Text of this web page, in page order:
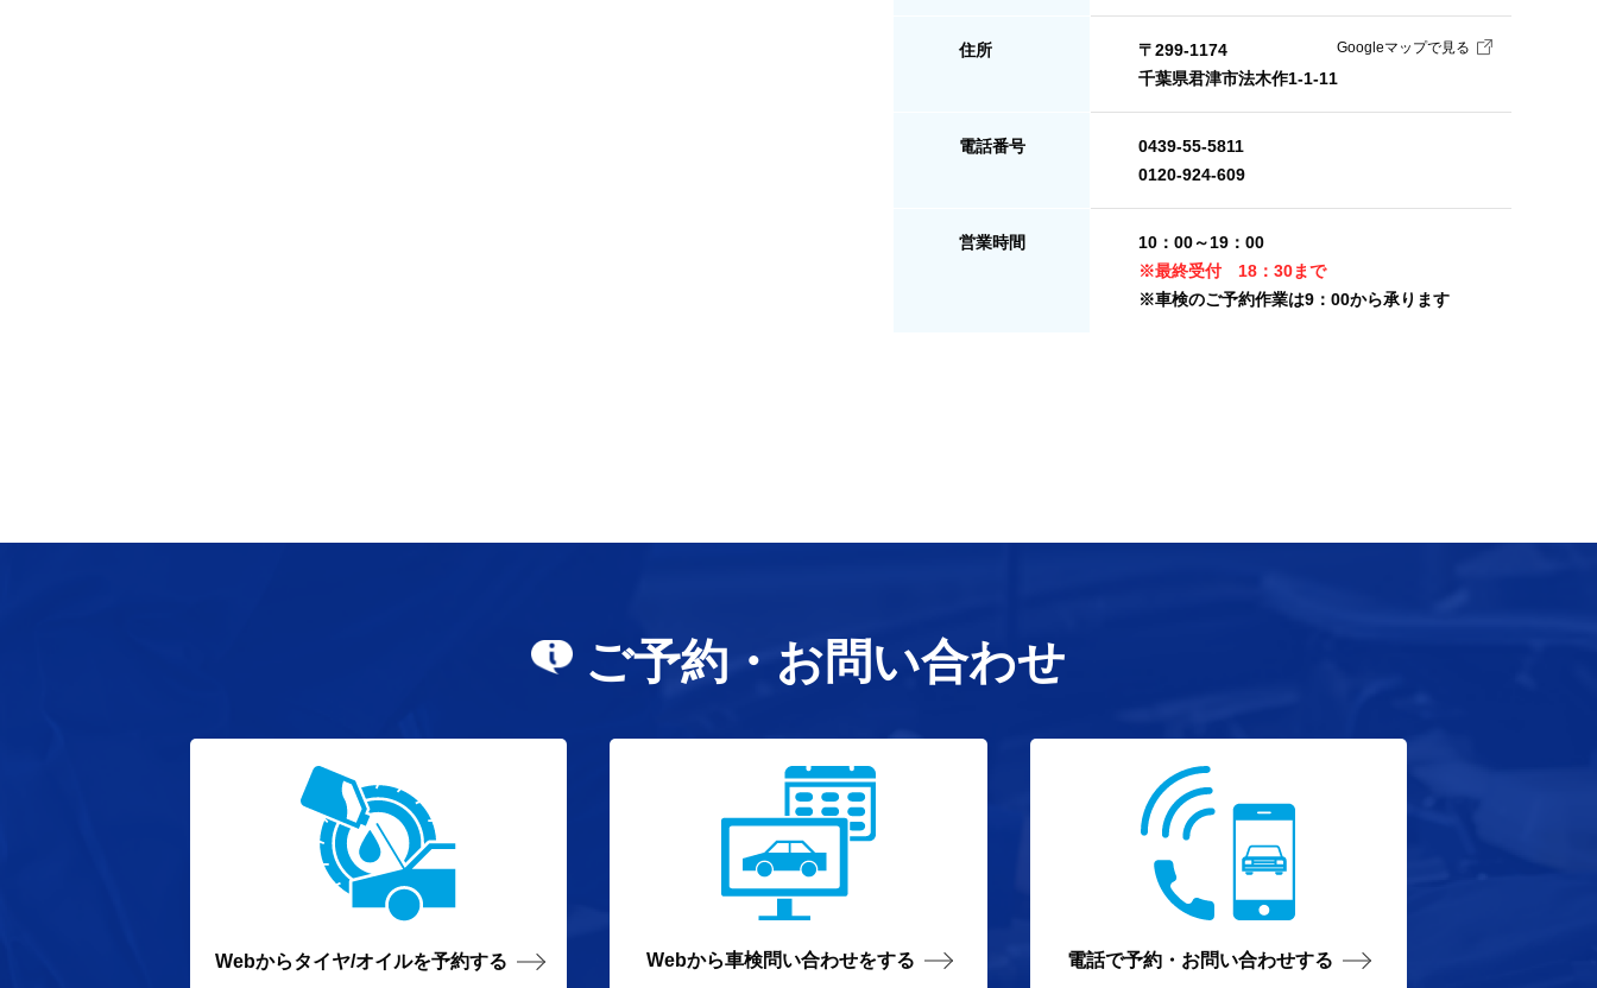
住所
〒299-1174
千葉県君津市法木作1-1-11
Googleマップで見る
電話番号
0439-55-5811
0120-924-609
営業時間
10：00～19：00
※最終受付 18：30まで
※車検のご予約作業は9：00から承ります
ご予約・お問い合わせ
Webからタイヤ/オイルを予約する Webから車検問い合わせをする 電話で予約・お問い合わせする